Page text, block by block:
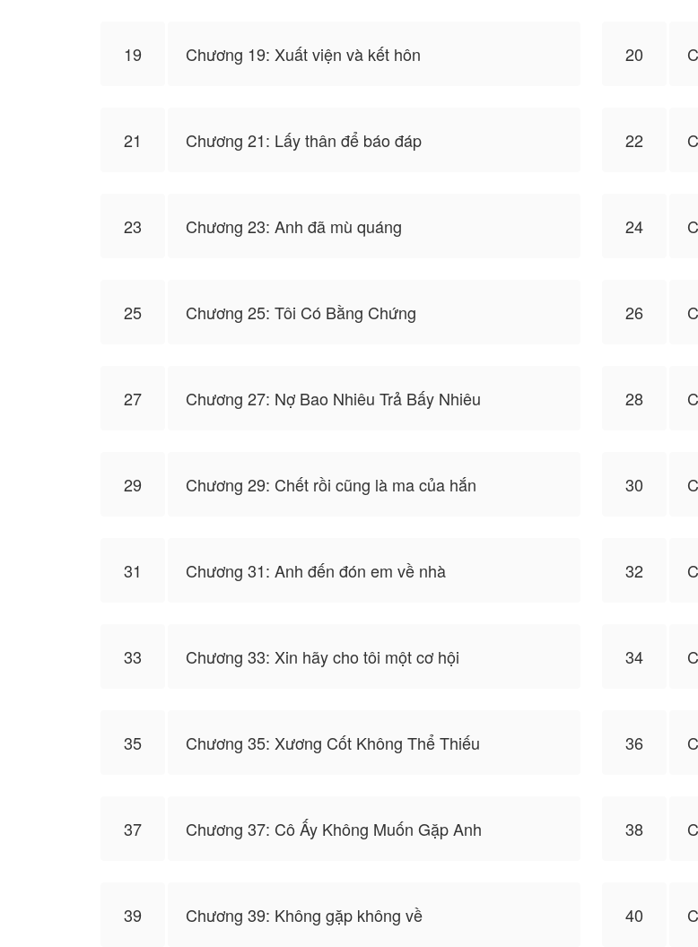
19 Chương 19: Xuất viện và kết hôn 20
21 Chương 21: Lấy thân để báo đáp 22
23 Chương 23: Anh đã mù quáng 24
25 Chương 25: Tôi Có Bằng Chứng 26
27 Chương 27: Nợ Bao Nhiêu Trả Bấy Nhiêu 28
29 Chương 29: Chết rồi cũng là ma của hắn 30
31 Chương 31: Anh đến đón em về nhà 32
33 Chương 33: Xin hãy cho tôi một cơ hội 34
35 Chương 35: Xương Cốt Không Thể Thiếu 36
37 Chương 37: Cô Ấy Không Muốn Gặp Anh 38
39 Chương 39: Không gặp không về 40